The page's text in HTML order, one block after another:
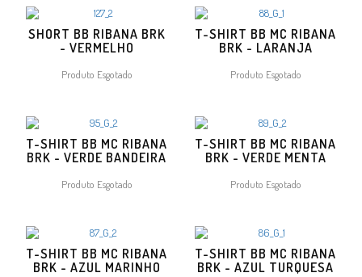
SHORT BB RIBANA BRK
- VERMELHO
Produto Esgotado
T-SHIRT BB MC RIBANA
BRK - LARANJA
Produto Esgotado
T-SHIRT BB MC RIBANA
BRK - VERDE BANDEIRA
Produto Esgotado
T-SHIRT BB MC RIBANA
BRK - VERDE MENTA
Produto Esgotado
T-SHIRT BB MC RIBANA
BRK - AZUL MARINHO
T-SHIRT BB MC RIBANA
BRK - AZUL TURQUESA